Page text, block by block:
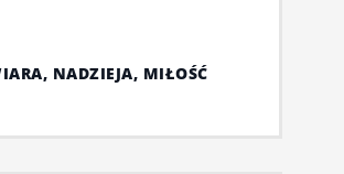
NADZIEJA, MIŁOŚĆ